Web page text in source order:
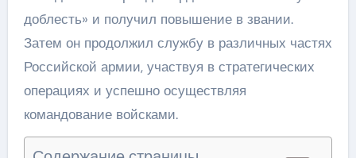
доблесть» и получил повышение в звании.
Затем он продолжил службу в различных частях
Российской армии, участвуя в стратегических
операциях и успешно осуществляя
командование войсками.